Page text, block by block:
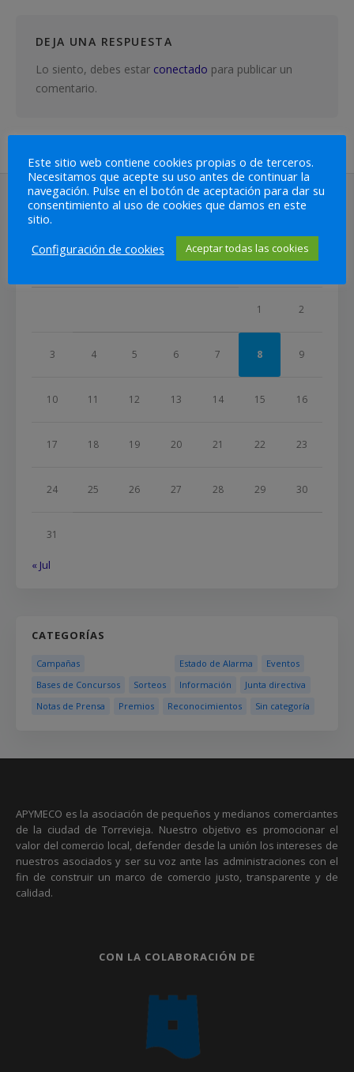
DEJA UNA RESPUESTA
Lo siento, debes estar conectado para publicar un
comentario.
CALENDARIO
AGOSTO 2026
1 2
3 4 5 6 7 8 9
10 11 12 13 14 15 16
17 18 19 20 21 22 23
24 25 26 27 28 29 30
31
« Jul
CATEGORÍAS
Campañas
Bases de Concursos
Sorteos
Estado de Alarma
Eventos
Información
Junta directiva
Notas de Prensa
Premios Reconocimientos Sin categoría
APYMECO es la asociación de pequeños y medianos comerciantes
de la ciudad de Torrevieja. Nuestro objetivo es promocionar el
valor del comercio local, defender desde la unión los intereses de
nuestros asociados y ser su voz ante las administraciones con el
fin de construir un marco de comercio justo, transparente y de
calidad.
CON LA COLABORACIÓN DE
Este sitio web contiene cookies propias o de terceros.
Necesitamos que acepte su uso antes de continuar la
navegación. Pulse en el botón de aceptación para dar su
consentimiento al uso de cookies que damos en este
sitio.
Configuración de cookies
Aceptar todas las cookies